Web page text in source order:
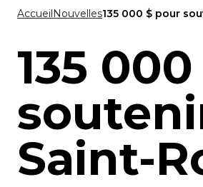
AccueilNouvelles135 000 $ pour
135
Saint-